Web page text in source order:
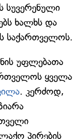
სუვერენული
ხალხს და
საქართველოს.
უფლებათა
ყველა
. კერძოდ,
პირების